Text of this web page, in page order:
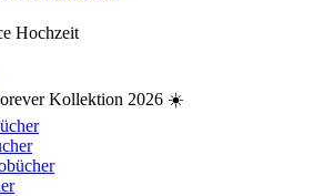
Hochzeit
Kollektion 2026 ☀️